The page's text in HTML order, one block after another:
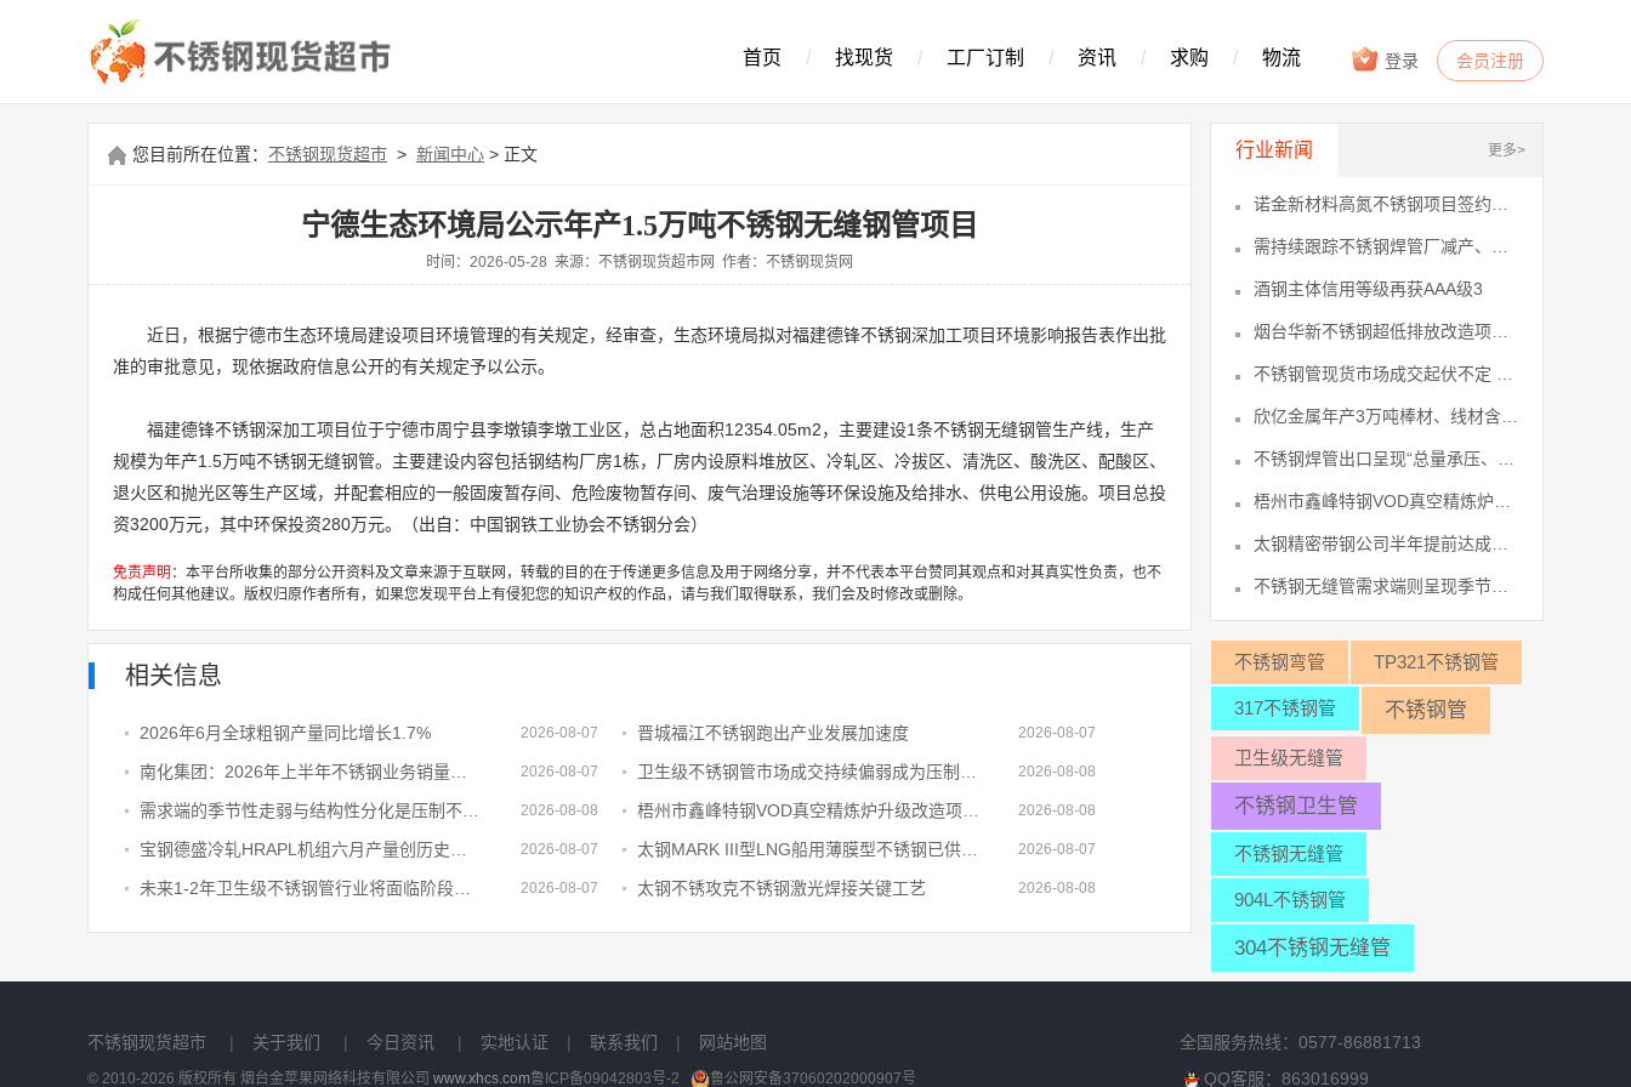
登录 会员注册
首页 / 找现货 / 工厂订制 / 资讯 / 求购 / 物流
您目前所在位置： 不锈钢现货超市 > 新闻中心 > 正文
宁德生态环境局公示年产1.5万吨不锈钢无缝钢管项目
时间：2026-05-28 来源：不锈钢现货超市网 作者：不锈钢现货网
近日，根据宁德市生态环境局建设项目环境管理的有关规定，经审查，生态环境局拟对福建德锋不锈钢深加工项目环境影响报告表作出批
准的审批意见，现依据政府信息公开的有关规定予以公示。
福建德锋不锈钢深加工项目位于宁德市周宁县李墩镇李墩工业区，总占地面积12354.05m2，主要建设1条不锈钢无缝钢管生产线，生产
规模为年产1.5万吨不锈钢无缝钢管。主要建设内容包括钢结构厂房1栋，厂房内设原料堆放区、冷轧区、冷拔区、清洗区、酸洗区、配酸区、
退火区和抛光区等生产区域，并配套相应的一般固废暂存间、危险废物暂存间、废气治理设施等环保设施及给排水、供电公用设施。项目总投
资3200万元，其中环保投资280万元。（出自：中国钢铁工业协会不锈钢分会）
免责声明 ：本平台所收集的部分公开资料及文章来源于互联网，转载的目的在于传递更多信息及用于网络分享，并不代表本平台赞同其观点和对其真实性负责，也不
构成任何其他建议。版权归原作者所有，如果您发现平台上有侵犯您的知识产权的作品，请与我们取得联系，我们会及时修改或删除。
相关信息
2026年6月全球粗钢产量同比增长1.7% 2026-08-07 晋城福江不锈钢跑出产业发展加速度 2026-08-07
2026-08-07 2026-08-08
2026-08-08 2026-08-08
2026-08-07 2026-08-07
2026-08-07 太钢不锈攻克不锈钢激光焊接关键工艺 2026-08-08
行业新闻 更多>
酒钢主体信用等级再获AAA级3
不锈钢弯管 TP321不锈钢管
317不锈钢管 不锈钢管
卫生级无缝管
不锈钢卫生管
不锈钢无缝管
904L不锈钢管
304不锈钢无缝管
不锈钢现货超市 | 关于我们 | 今日资讯 | 实地认证 | 联系我们 | 网站地图
© 2010-2026 版权所有 烟台金苹果网络科技有限公司 www.xhcs.com鲁ICP备09042803号-2 鲁公网安备37060202000907号
全国服务热线：0577-86881713
QQ客服：863016999